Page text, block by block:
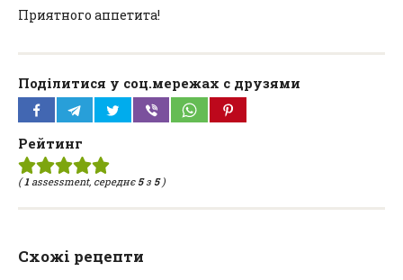
Приятного аппетита!
Поділитися у соц.мережах с друзями
Рейтинг
(1assessment, середнє5з 5)
Схожі рецепти